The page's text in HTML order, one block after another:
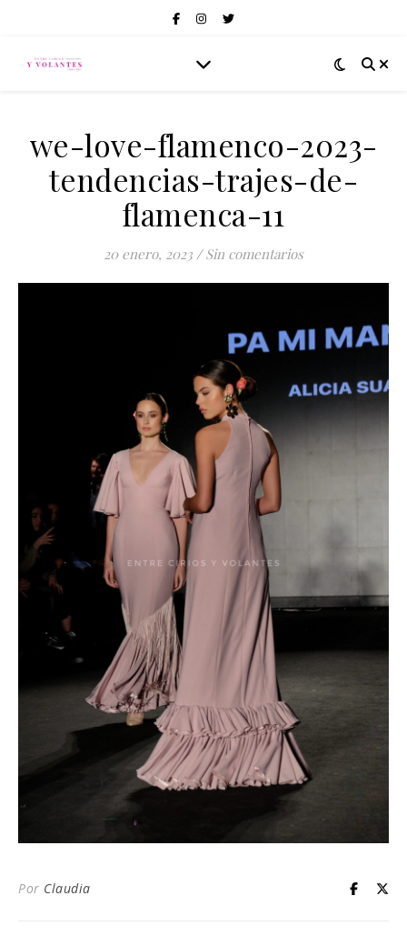
we-love-flamenco-2023-
tendencias-trajes-de-
flamenca-11
20 enero, 2023 / Sin comentarios
Por Claudia